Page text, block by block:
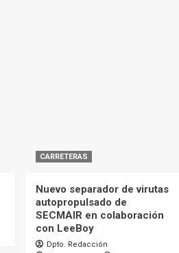
CARRETERAS
Nuevo separador de virutas
autopropulsado de
SECMAIR en colaboración
con LeeBoy
Dpto. Redacción